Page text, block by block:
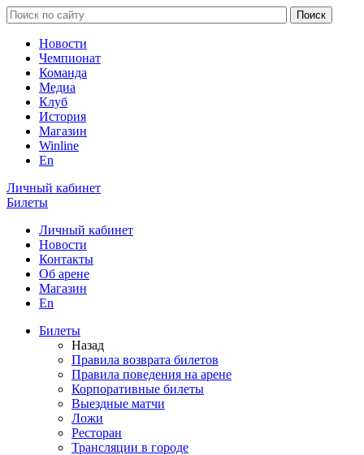
Новости
Чемпионат
Команда
Медиа
Клуб
История
Магазин
Winline
En
Личный кабинет
Билеты
Личный кабинет
Новости
Контакты
Об арене
Магазин
En
Билеты
Назад
Правила возврата билетов
Правила поведения на арене
Корпоративные билеты
Выездные матчи
Ложи
Ресторан
Трансляции в городе